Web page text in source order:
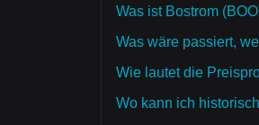
Was ist Bostrom
Was wäre passiert,
Wie lautet die
Wo kann ich